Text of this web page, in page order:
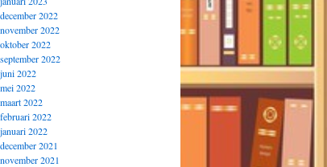
december 2022
november 2022
oktober 2022
september 2022
juni 2022
mei 2022
maart 2022
februari 2022
januari 2022
december 2021
november 2021